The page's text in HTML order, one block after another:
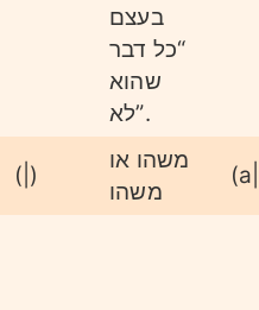
בעצם
“כל דבר
שהוא
לא”.
(|)
משהו או
משהו